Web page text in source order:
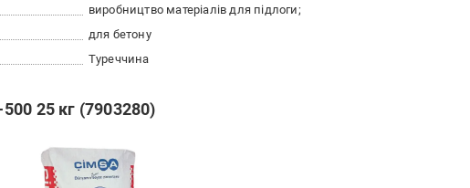
виробництво матеріалів для підлоги;
для бетону
Туреччина
25 кг (7903280)